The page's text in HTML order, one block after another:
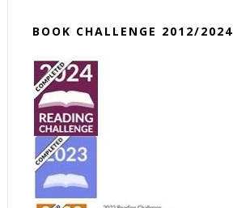
BOOK CHALLENGE 2012/2024